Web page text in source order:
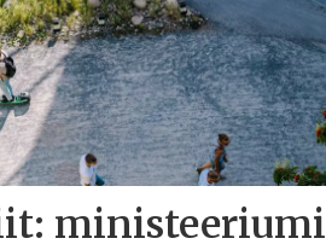
ministeeriumi